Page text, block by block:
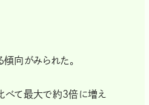
向がみられた。
べて最大で約3倍に増え